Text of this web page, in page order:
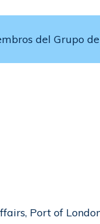
del Grupo
Port of